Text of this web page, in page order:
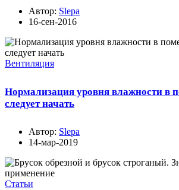
Автор: Slepa
16-сен-2016
Вентиляция
Нормализация уровня влажности в
следует начать
Автор: Slepa
14-мар-2019
Статьи